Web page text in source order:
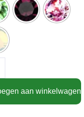
aan winkelwagen